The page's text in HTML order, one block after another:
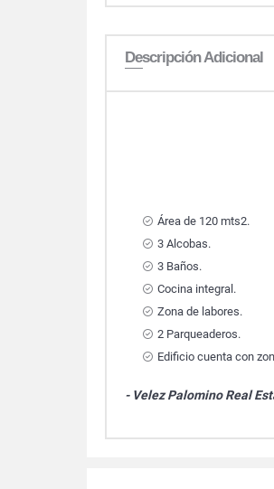
Descripción Adicional
Área de 120 mts2.
3 Alcobas.
3 Baños.
Cocina integral.
Zona de labores.
2 Parqueaderos.
Edificio cuenta con
- Velez Palomino Real